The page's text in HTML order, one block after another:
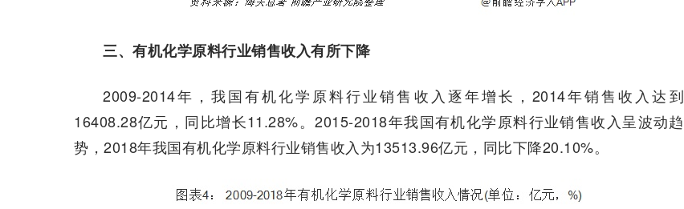
三、有机化学原料行业销售收入有所下降
2009-2014年，我国有机化学原料行业销售收入逐年增长，2014年销售收入达到
16408.28亿元，同比增长11.28%。2015-2018年我国有机化学原料行业销售收入呈波动趋
势，2018年我国有机化学原料行业销售收入为13513.96亿元，同比下降20.10%。